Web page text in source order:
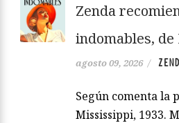
Zenda
indomables,
agosto 09, 2026 /
Según comenta la
Mississippi, 1933.